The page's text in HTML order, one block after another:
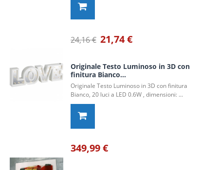
24,16 € 21,74 €
Originale Testo Luminoso in 3D con
finitura Bianco...
Originale Testo Luminoso in 3D con finitura
Bianco, 20 luci a LED 0.6W , dimensioni: ...
349,99 €